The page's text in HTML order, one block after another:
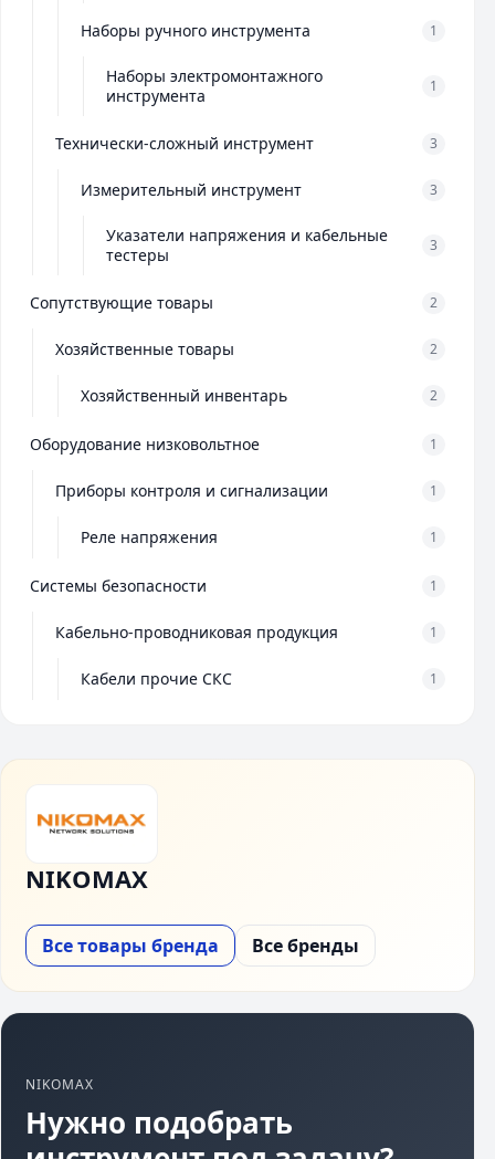
Наборы ручного инструмента 1
Наборы электромонтажного
инструмента
1
Технически-сложный инструмент 3
Измерительный инструмент 3
Указатели напряжения и кабельные
тестеры
3
Сопутствующие товары 2
Хозяйственные товары 2
Хозяйственный инвентарь 2
Оборудование низковольтное 1
Приборы контроля и сигнализации 1
Реле напряжения 1
Системы безопасности 1
Кабельно-проводниковая продукция 1
Кабели прочие СКС 1
NIKOMAX
Все товары бренда Все бренды
NIKOMAX
Нужно подобрать